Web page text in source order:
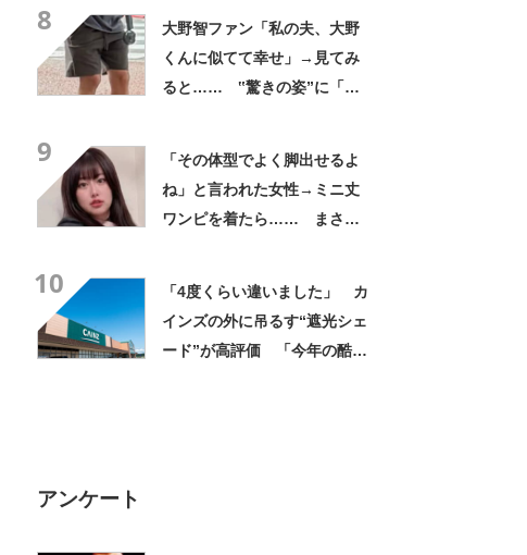
8
大野智ファン「私の夫、大野
くんに似てて幸せ」→見てみ
ると…… ‟驚きの姿”に「最
9
「その体型でよく脚出せるよ
ね」と言われた女性→ミニ丈
ワンピを着たら…… まさか
10
「4度くらい違いました」 カ
インズの外に吊るす“遮光シェ
ード”が高評価 「今年の酷暑
アンケート